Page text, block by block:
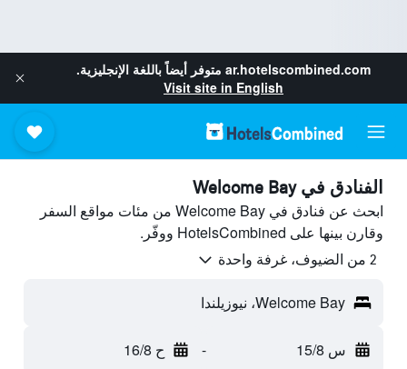
ar.hotelscombined.com متوفر أيضاً باللغة الإنجليزية.
Visit site in English
الفنادق في Welcome Bay
ابحث عن فنادق في Welcome Bay من مئات مواقع السفر
وقارن بينها على HotelsCombined ووفّر.
2 من الضيوف، غرفة واحدة
Welcome Bay، نيوزيلندا
س 15/8 - ح 16/8